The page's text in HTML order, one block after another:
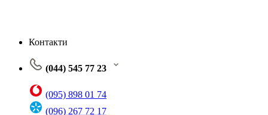
Контакти
(044) 545 77 23
(095) 898 01 74
(096) 267 72 17